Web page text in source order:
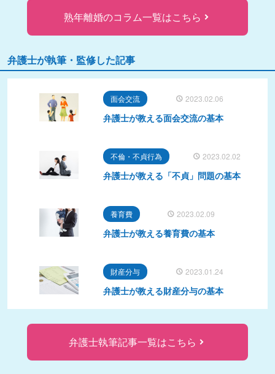
熟年離婚のコラム一覧はこちら
弁護士が執筆・監修した記事
面会交流 2023.02.06
弁護士が教える面会交流の基本
不倫・不貞行為 2023.02.02
弁護士が教える「不貞」問題の基本
養育費 2023.02.09
弁護士が教える養育費の基本
財産分与 2023.01.24
弁護士が教える財産分与の基本
弁護士執筆記事一覧はこちら